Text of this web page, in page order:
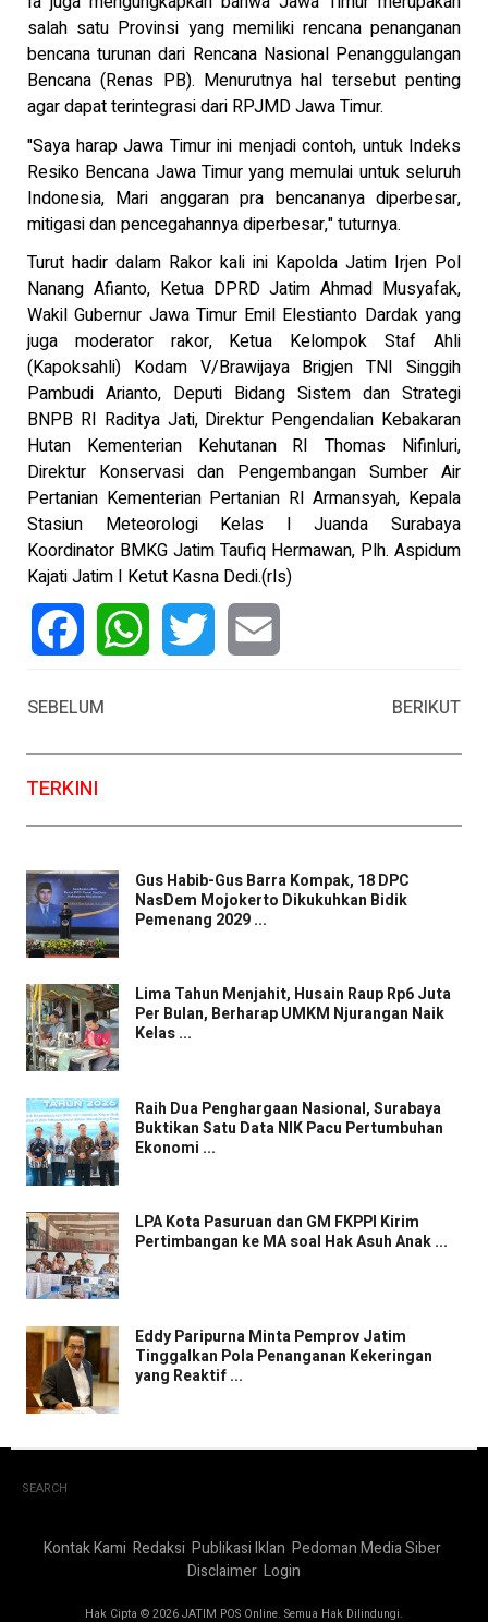
salah satu Provinsi yang memiliki rencana penanganan
bencana turunan dari Rencana Nasional Penanggulangan
Bencana (Renas PB). Menurutnya hal tersebut penting
agar dapat terintegrasi dari RPJMD Jawa Timur.
"Saya harap Jawa Timur ini menjadi contoh, untuk Indeks
Resiko Bencana Jawa Timur yang memulai untuk seluruh
Indonesia, Mari anggaran pra bencananya diperbesar,
mitigasi dan pencegahannya diperbesar," tuturnya.
Turut hadir dalam Rakor kali ini Kapolda Jatim Irjen Pol
Nanang Afianto, Ketua DPRD Jatim Ahmad Musyafak,
Wakil Gubernur Jawa Timur Emil Elestianto Dardak yang
juga moderator rakor, Ketua Kelompok Staf Ahli
(Kapoksahli) Kodam V/Brawijaya Brigjen TNI Singgih
Pambudi Arianto, Deputi Bidang Sistem dan Strategi
BNPB RI Raditya Jati, Direktur Pengendalian Kebakaran
Hutan Kementerian Kehutanan RI Thomas Nifinluri,
Direktur Konservasi dan Pengembangan Sumber Air
Pertanian Kementerian Pertanian RI Armansyah, Kepala
Stasiun Meteorologi Kelas I Juanda Surabaya
Koordinator BMKG Jatim Taufiq Hermawan, Plh. Aspidum
Kajati Jatim I Ketut Kasna Dedi.(rls)
SEBELUM
BERIKUT
TERKINI
Gus Habib-Gus Barra Kompak, 18 DPC
NasDem Mojokerto Dikukuhkan Bidik
Pemenang 2029 ...
Lima Tahun Menjahit, Husain Raup Rp6 Juta
Per Bulan, Berharap UMKM Njurangan Naik
Kelas ...
Raih Dua Penghargaan Nasional, Surabaya
Buktikan Satu Data NIK Pacu Pertumbuhan
Ekonomi ...
LPA Kota Pasuruan dan GM FKPPI Kirim
Pertimbangan ke MA soal Hak Asuh Anak ...
Eddy Paripurna Minta Pemprov Jatim
Tinggalkan Pola Penanganan Kekeringan
yang Reaktif ...
SEARCH
Kontak Kami Redaksi Publikasi Iklan Pedoman Media Siber
Disclaimer Login
Hak Cipta © 2026 JATIM POS Online. Semua Hak Dilindungi.